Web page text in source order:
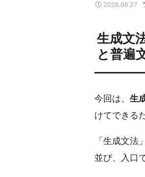
生成文
と普遍
2026.06.27
今回は、 生
けてできる
「生成文
並び、入口